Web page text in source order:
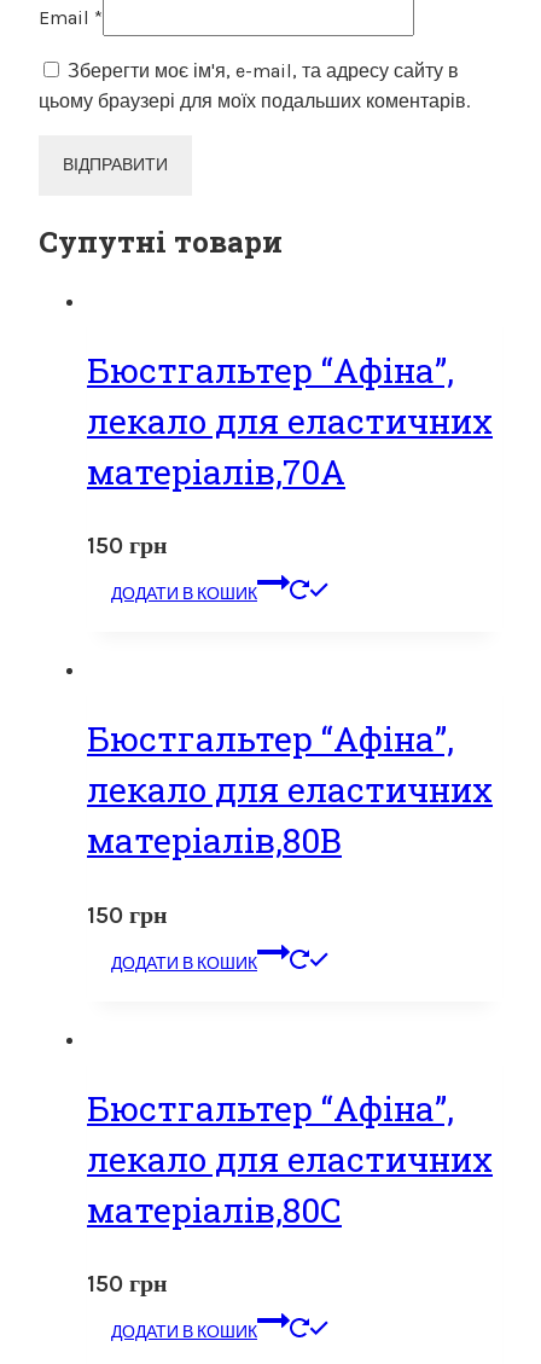
Email *
Зберегти моє ім'я, e-mail, та адресу сайту в
цьому браузері для моїх подальших коментарів.
Супутні товари
Бюстгальтер “Афіна”,
лекало для еластичних
матеріалів,70А
150 грн
ДОДАТИ В КОШИК
Бюстгальтер “Афіна”,
лекало для еластичних
матеріалів,80В
150 грн
ДОДАТИ В КОШИК
Бюстгальтер “Афіна”,
лекало для еластичних
матеріалів,80С
150 грн
ДОДАТИ В КОШИК